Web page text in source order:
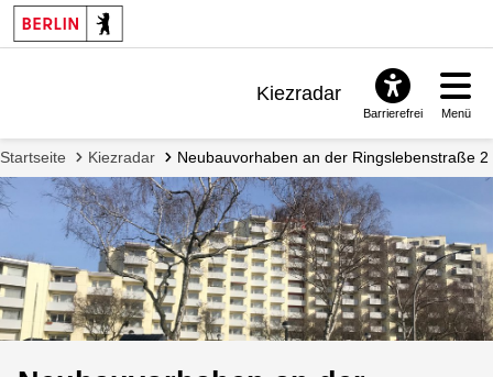
Kiezradar
FAQ & Support
Barrierefrei Menü
Startseite Kiezradar Neubauvorhaben an der Ringslebenstraße 2